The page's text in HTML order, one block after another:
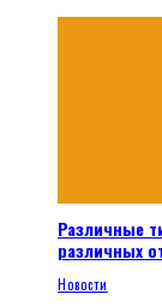
Различные
различных
Новости